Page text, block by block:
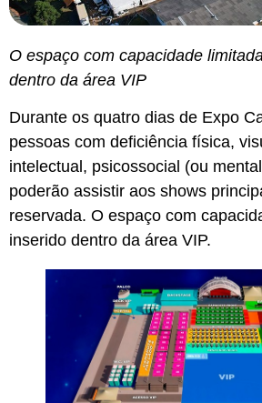
O espaço com capacidade
dentro da área VIP
Durante os quatro dias de Expo
pessoas com deficiência física,
intelectual, psicossocial (ou
poderão assistir aos shows
reservada. O espaço com
inserido dentro da área VIP.